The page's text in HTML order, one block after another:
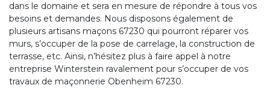
dans le domaine et sera en mesure de répondre à tous vos
besoins et demandes. Nous disposons également de
plusieurs artisans maçons 67230 qui pourront réparer vos
murs, s’occuper de la pose de carrelage, la construction de
terrasse, etc. Ainsi, n’hésitez plus à faire appel à notre
entreprise Winterstein ravalement pour s’occuper de vos
travaux de maçonnerie Obenheim 67230.